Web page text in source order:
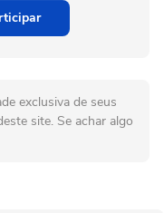
exclusiva de seus
site. Se achar algo